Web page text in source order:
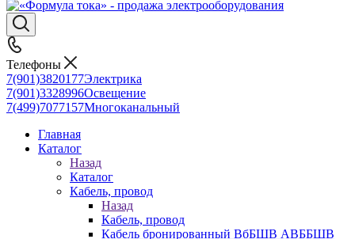
Телефоны
7(901)3820177Электрика
7(901)3328996Освещение
7(499)7077157Многоканальный
Главная
Каталог
Назад
Каталог
Кабель, провод
Назад
Кабель, провод
Кабель бронированный ВбБШВ АВББШВ